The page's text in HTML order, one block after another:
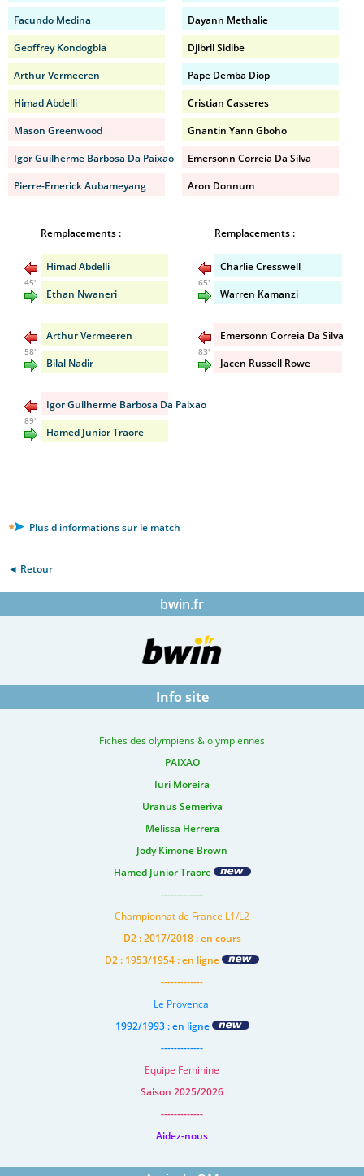
Facundo Medina
Geoffrey Kondogbia
Arthur Vermeeren
Himad Abdelli
Mason Greenwood
Igor Guilherme Barbosa Da Paixao
Pierre-Emerick Aubameyang
Dayann Methalie
Djibril Sidibe
Pape Demba Diop
Cristian Casseres
Gnantin Yann Gboho
Emersonn Correia Da Silva
Aron Donnum
Remplacements :
Himad Abdelli
45'
Ethan Nwaneri
Arthur Vermeeren
58'
Bilal Nadir
Igor Guilherme Barbosa Da Paixao
89'
Hamed Junior Traore
Remplacements :
Charlie Cresswell
65'
Warren Kamanzi
Emersonn Correia Da Silva
83'
Jacen Russell Rowe
Plus d'informations sur le match
◄ Retour
bwin.fr
Info site
Fiches des olympiens & olympiennes
PAIXAO
Iuri Moreira
Uranus Semeriva
Melissa Herrera
Jody Kimone Brown
Hamed Junior Traore
-------------
Championnat de France L1/L2
D2 : 2017/2018 : en cours
D2 : 1953/1954 : en ligne
-------------
Le Provencal
1992/1993 : en ligne
-------------
Equipe Feminine
Saison 2025/2026
-------------
Aidez-nous